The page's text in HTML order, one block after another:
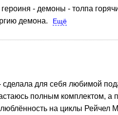
- демоны - толпа
демона.
Ещё
для себя любимой
полным комплектом, а
на циклы Рейчел